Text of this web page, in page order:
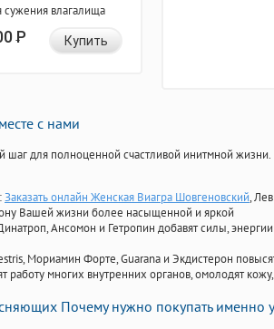
сужения влагалища
Р Купить
с нами
для полноценной счастливой инитмной жизни.
Заказать онлайн Женская Виагра Шовгеновский,
Вашей жизни более насыщенной и яркой
Ансомон и Гетропин добавят силы,
Мориамин Форте, Guarana и Экдистерон
работу многих внутренних органов, омолодят
Почему нужно покупать именно